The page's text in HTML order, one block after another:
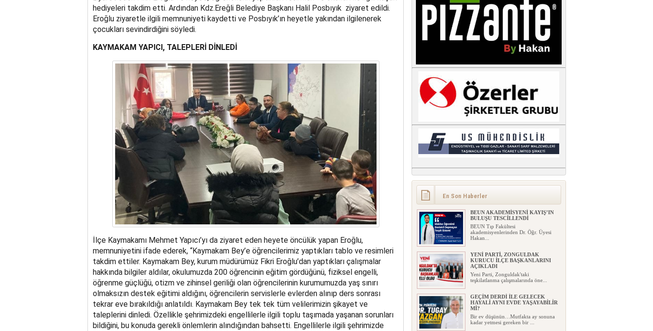
hediyeleri takdim etti. Ardından Kdz.Ereğli Belediye Başkanı Halil Posbıyık ziyaret edildi.
Eroğlu ziyaretle ilgili memnuniyeti kaydetti ve Posbıyık’ın heyetle yakından ilgilenerek
çocukları sevindirdiğini söyledi.
KAYMAKAM YAPICI, TALEPLERİ DİNLEDİ
İlçe Kaymakamı Mehmet Yapıcı’yı da ziyaret eden heyete öncülük yapan Eroğlu,
memnuniyetini ifade ederek, “Kaymakam Bey’e öğrencilerimiz yaptıkları tablo ve resimleri
takdim ettiler. Kaymakam Bey, kurum müdürümüz Fikri Eroğlu’dan yaptıkları çalışmalar
hakkında bilgiler aldılar, okulumuzda 200 öğrencinin eğitim gördüğünü, fiziksel engelli,
öğrenme güçlüğü, otizm ve zihinsel geriliği olan öğrencilerinin kurumumuzda yaş sınırı
olmaksızın destek eğitimi aldığını, öğrencilerin servislerle evlerden alınıp ders sonrası
tekrar eve bırakıldığı anlatıldı. Kaymakam Bey tek tek tüm velilerimizin şikayet ve
taleplerini dinledi. Özellikle şehrimizdeki engellilerle ilgili toplu taşımada yaşanan sorunları
bildiğini, bu konuda gerekli önlemlerin alındığından bahsetti. Engellilerle ilgili şehrimizde
En Son Haberler
BEUN AKADEMİSYENİ KAYIŞ’IN
BULUŞU TESCİLLENDİ
BEUN Tıp Fakültesi
akademisyenlerinden Dr. Öğr. Üyesi
Hakan...
YENİ PARTİ, ZONGULDAK
KURUCU İLÇE BAŞKANLARINI
AÇIKLADI
Yeni Parti, Zonguldak'taki
teşkilatlanma çalışmalarında öne...
GEÇİM DERDİ İLE GELECEK
HAYALİ AYNI EVDE YAŞAYABİLİR
Mİ?
Bir ev düşünün…Mutfakta ay sonuna
kadar yetmesi gereken bir ...